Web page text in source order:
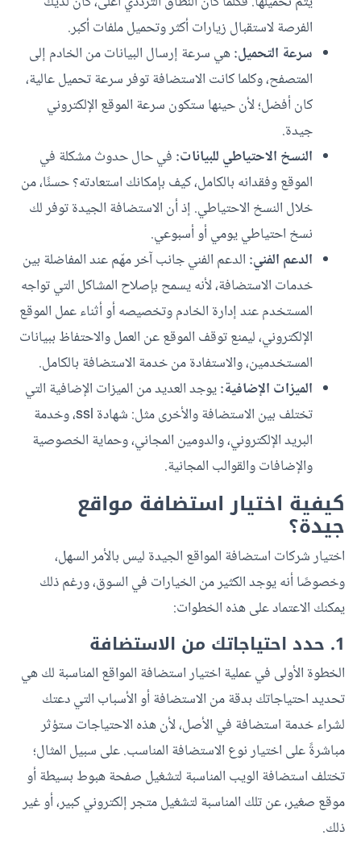
الفرصة لاستقبال زيارات أكثر وتحميل ملفات أكبر.
سرعة التحميل:هي سرعة إرسال البيانات من الخادم إلى
المتصفح، وكلما كانت الاستضافة توفر سرعة تحميل عالية،
كان أفضل؛ لأن حينها ستكون سرعة الموقع الإلكتروني
جيدة.
النسخ الاحتياطي للبيانات: في حال حدوث مشكلة في
الموقع وفقدانه بالكامل، كيف بإمكانك استعادته؟ حسنًا، من
خلال النسخ الاحتياطي. إذ أن الاستضافة الجيدة توفر لك
نسخ احتياطي يومي أو أسبوعي.
الدعم الفني: الدعم الفني جانب آخر مهّم عند المفاضلة بين
خدمات الاستضافة، لأنه يسمح بإصلاح المشاكل التي تواجه
المستخدم عند إدارة الخادم وتخصيصه أو أثناء عمل الموقع
الإلكتروني، ليمنع توقف الموقع عن العمل والاحتفاظ ببيانات
المستخدمين، والاستفادة من خدمة الاستضافة بالكامل.
الميزات الإضافية:يوجد العديد من الميزات الإضافية التي
تختلف بين الاستضافة والأخرى مثل: شهادة ssl، وخدمة
البريد الإلكتروني، والدومين المجاني، وحماية الخصوصية
والإضافات والقوالب المجانية.
كيفية اختيار استضافة مواقع
جيدة؟
اختيار شركات استضافة المواقع الجيدة ليس بالأمر السهل،
وخصوصًا أنه يوجد الكثير من الخيارات في السوق، ورغم ذلك
يمكنك الاعتماد على هذه الخطوات:
1. حدد احتياجاتك من الاستضافة
الخطوة الأولى في عملية اختيار استضافة المواقع المناسبة لك هي
تحديد احتياجاتك بدقة من الاستضافة أو الأسباب التي دعتك
لشراء خدمة استضافة في الأصل، لأن هذه الاحتياجات ستؤثر
مباشرةً على اختيار نوع الاستضافة المناسب. على سبيل المثال؛
تختلف استضافة الويب المناسبة لتشغيل صفحة هبوط بسيطة أو
موقع صغير، عن تلك المناسبة لتشغيل متجر إلكتروني كبير، أو غير
ذلك.